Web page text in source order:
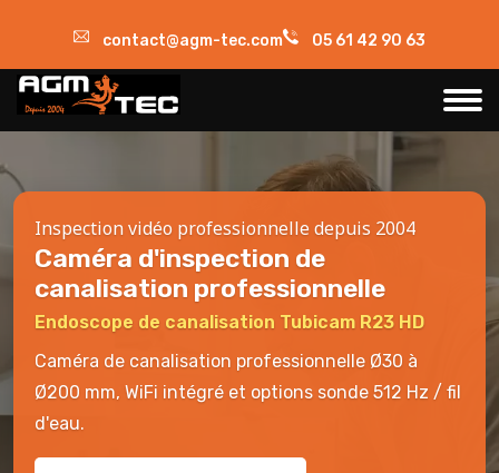
contact@agm-tec.com 05 61 42 90 63
Inspection vidéo professionnelle depuis 2004
Caméra d'inspection de
canalisation professionnelle
Endoscope de canalisation Tubicam R23 HD
Caméra de canalisation professionnelle Ø30 à
Ø200 mm, WiFi intégré et options sonde 512 Hz / fil
d'eau.